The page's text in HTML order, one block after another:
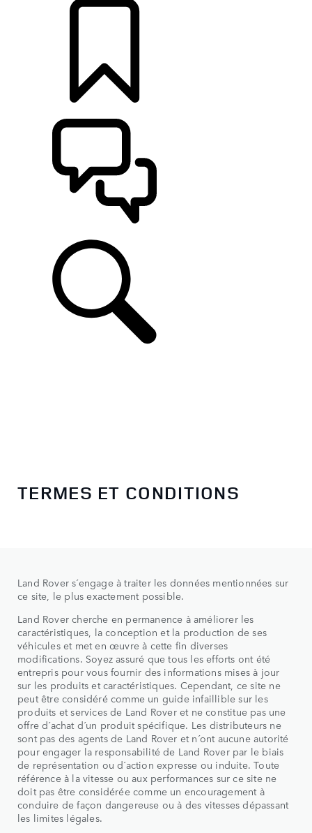
TERMES ET CONDITIONS
Land Rover s´engage à traiter les données mentionnées sur
ce site, le plus exactement possible.
Land Rover cherche en permanence à améliorer les
caractéristiques, la conception et la production de ses
véhicules et met en œuvre à cette fin diverses
modifications. Soyez assuré que tous les efforts ont été
entrepris pour vous fournir des informations mises à jour
sur les produits et caractéristiques. Cependant, ce site ne
peut être considéré comme un guide infaillible sur les
produits et services de Land Rover et ne constitue pas une
offre d´achat d´un produit spécifique. Les distributeurs ne
sont pas des agents de Land Rover et n´ont aucune autorité
pour engager la responsabilité de Land Rover par le biais
de représentation ou d´action expresse ou induite. Toute
référence à la vitesse ou aux performances sur ce site ne
doit pas être considérée comme un encouragement à
conduire de façon dangereuse ou à des vitesses dépassant
les limites légales.